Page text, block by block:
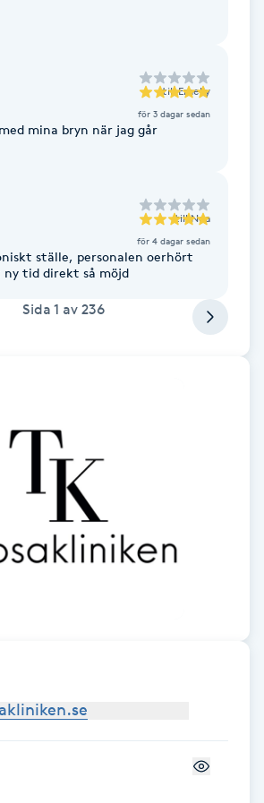
till Emeliy
för 3 dagar sedan
mina bryn när jag går
till Nea
för 4 dagar sedan
ställe, personalen oerhört
ny tid direkt så möjd
Sida 1 av 236